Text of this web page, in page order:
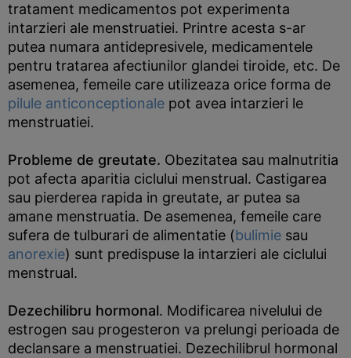
tratament medicamentos pot experimenta
intarzieri ale menstruatiei. Printre acesta s-ar
putea numara antidepresivele, medicamentele
pentru tratarea afectiunilor glandei tiroide, etc. De
asemenea, femeile care utilizeaza orice forma de
pilule anticonceptionale pot avea intarzieri le
menstruatiei.
Probleme de greutate. Obezitatea sau malnutritia
pot afecta aparitia ciclului menstrual. Castigarea
sau pierderea rapida in greutate, ar putea sa
amane menstruatia. De asemenea, femeile care
sufera de tulburari de alimentatie (bulimie sau
anorexie) sunt predispuse la intarzieri ale ciclului
menstrual.
Dezechilibru hormonal. Modificarea nivelului de
estrogen sau progesteron va prelungi perioada de
declansare a menstruatiei. Dezechilibrul hormonal